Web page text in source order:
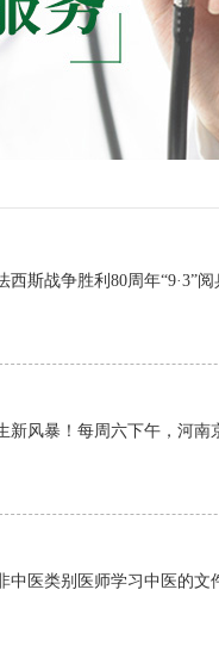
斯战争胜利80周年“9·3”
新风暴！每周六下午，河南
中医类别医师学习中医的文